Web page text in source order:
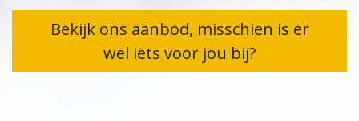
Bekijk ons aanbod, misschien is er
wel iets voor jou bij?